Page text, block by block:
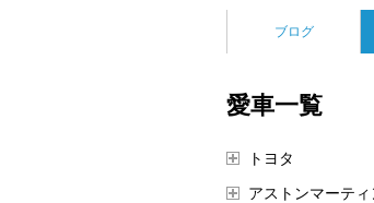
ブログ
愛車一覧
トヨタ
アストンマーティ